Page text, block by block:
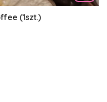
(1szt.)